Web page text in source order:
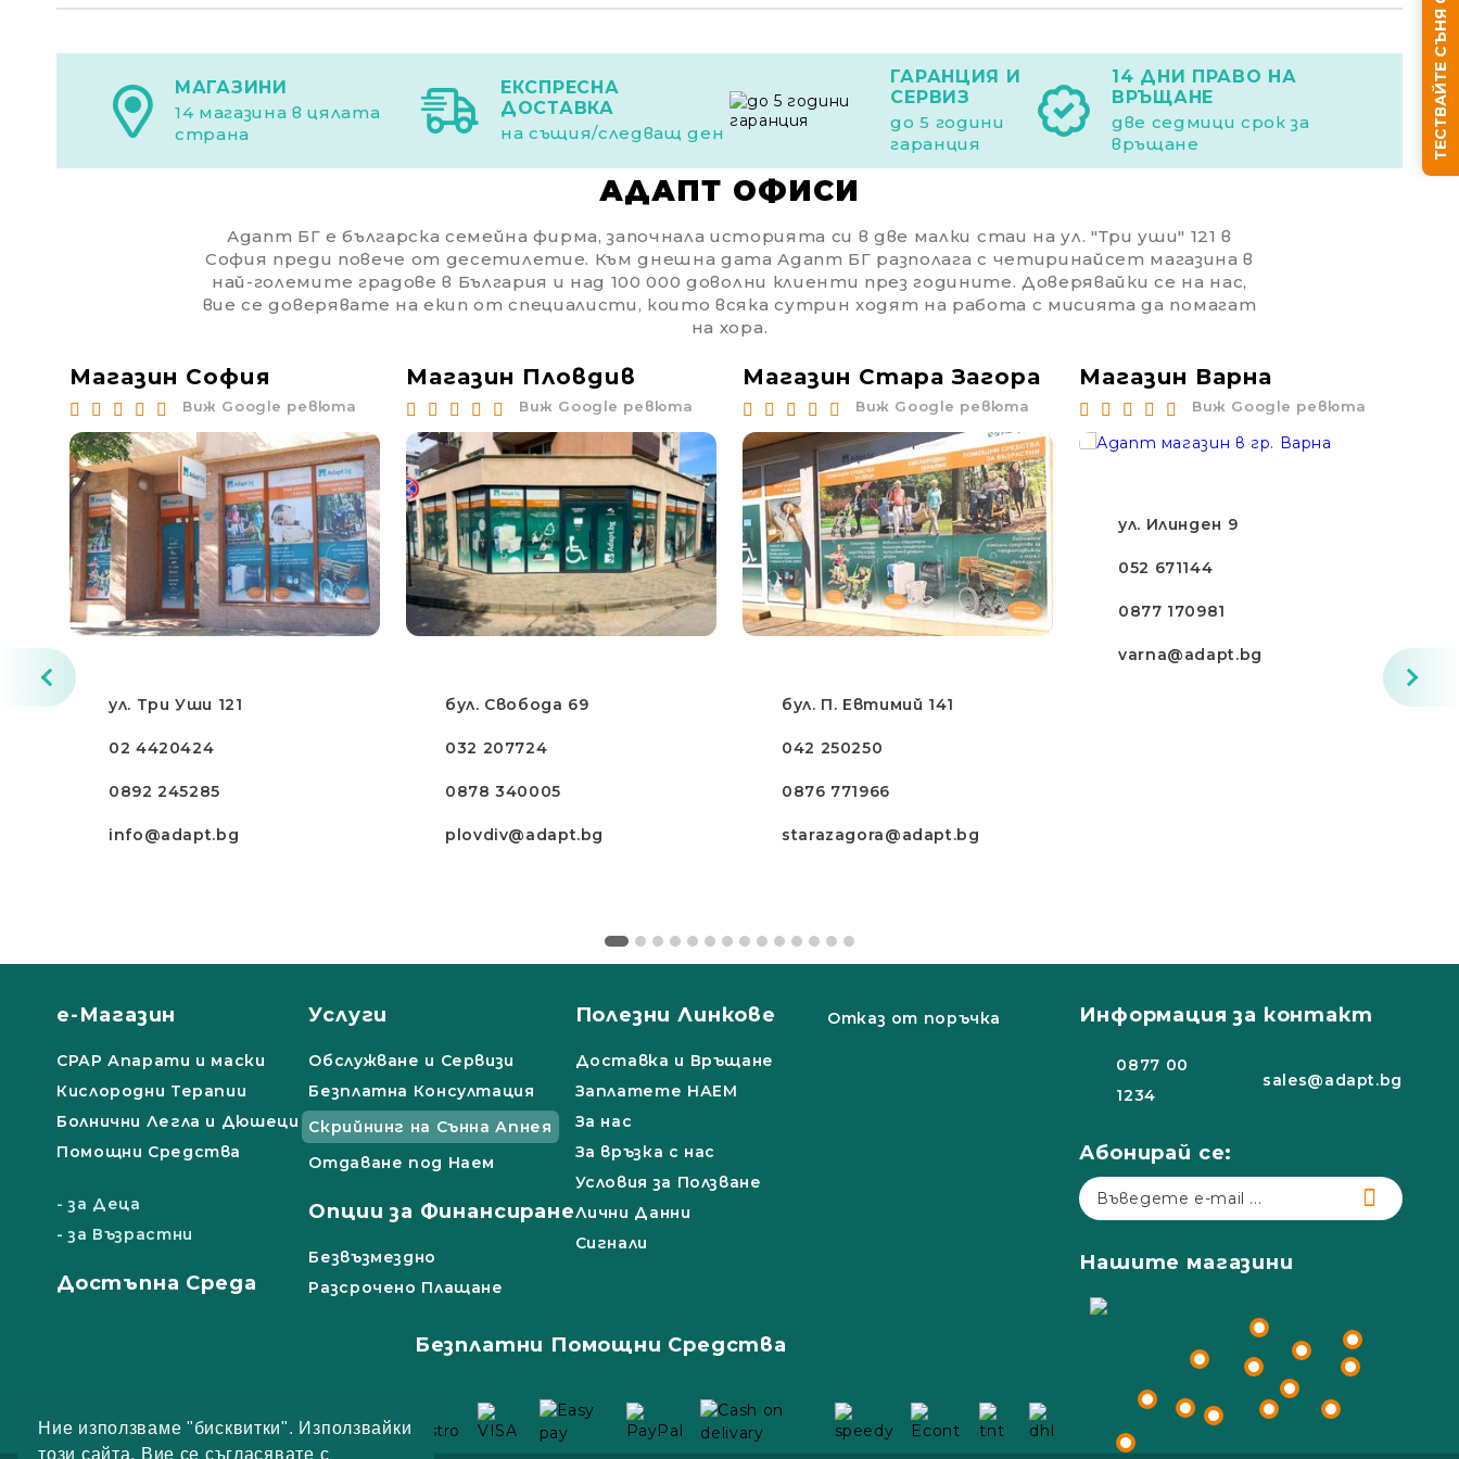
Ние използваме "бисквитки". Използвайки
този сайта, Вие се съгласявате с
Ние ще се свържем с вас в рамките на работния
МАГАЗИНИ
14 магазина в цялата
страна
ЕКСПРЕСНА
ДОСТАВКА
на същия/следващ ден
ГАРАНЦИЯ И
СЕРВИЗ
до 5 години
гаранция
14 ДНИ ПРАВО НА
ВРЪЩАНЕ
две седмици срок за
връщане
АДАПТ ОФИСИ
Адапт БГ е българска семейна фирма, започнала историята си в две малки стаи на ул. "Три уши" 121 в
София преди повече от десетилетие. Към днешна дата Адапт БГ разполага с четиринайсет магазина в
най-големите градове в България и над 100 000 доволни клиенти през годините. Доверявайки се на нас,
вие се доверявате на екип от специалисти, които всяка сутрин ходят на работа с мисията да помагат
на хора.
Магазин София
Виж Google ревюта
ул. Три Уши 121
02 4420424
0892 245285
info@adapt.bg
Магазин Пловдив
Виж Google ревюта
бул. Свобода 69
032 207724
0878 340005
plovdiv@adapt.bg
Магазин Стара Загора
Виж Google ревюта
бул. П. Евтимий 141
042 250250
0876 771966
starazagora@adapt.bg
Магазин Варна
Виж Google ревюта
ул. Илинден 9
052 671144
0877 170981
varna@adapt.bg
е-Магазин
СРАР Апарати и маски
Кислородни Терапии
Болнични Легла и Дюшеци
Помощни Средства
- за Деца
- за Възрастни
Достъпна Среда
Услуги
Обслужване и Сервизи
Безплатна Консултация
Скрийнинг на Сънна Апнея
Отдаване под Наем
Опции за Финансиране
Безвъзмездно
Разсрочено Плащане
Полезни Линкове
Доставка и Връщане
Заплатете НАЕМ
За нас
За връзка с нас
Условия за Ползване
Лични Данни
Сигнали
Отказ от поръчка
Безплатни Помощни Средства
Информация за контакт
0877 00
1234
sales@adapt.bg
Абонирай се:
Нашите магазини
ТЕСТВАЙТЕ СЪНЯ СИ